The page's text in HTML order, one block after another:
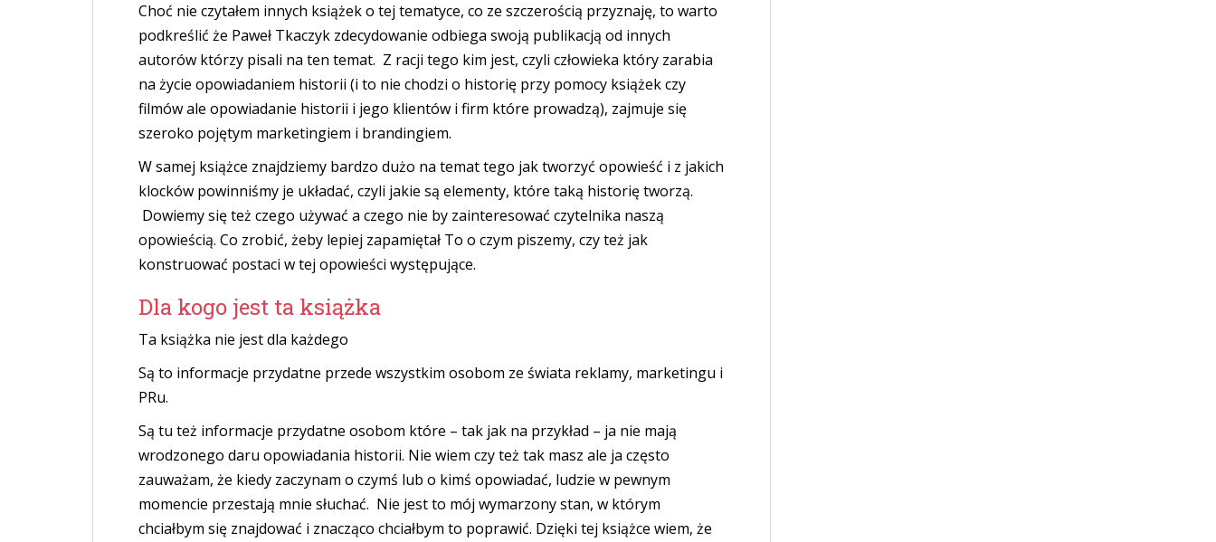
Choć nie czytałem innych książek o tej tematyce, co ze szczerością przyznaję, to warto
podkreślić że Paweł Tkaczyk zdecydowanie odbiega swoją publikacją od innych
autorów którzy pisali na ten temat. Z racji tego kim jest, czyli człowieka który zarabia
na życie opowiadaniem historii (i to nie chodzi o historię przy pomocy książek czy
filmów ale opowiadanie historii i jego klientów i firm które prowadzą), zajmuje się
szeroko pojętym marketingiem i brandingiem.
W samej książce znajdziemy bardzo dużo na temat tego jak tworzyć opowieść i z jakich
klocków powinniśmy je układać, czyli jakie są elementy, które taką historię tworzą.
Dowiemy się też czego używać a czego nie by zainteresować czytelnika naszą
opowieścią. Co zrobić, żeby lepiej zapamiętał To o czym piszemy, czy też jak
konstruować postaci w tej opowieści występujące.
Dla kogo jest ta książka
Ta książka nie jest dla każdego
Są to informacje przydatne przede wszystkim osobom ze świata reklamy, marketingu i
PRu.
Są tu też informacje przydatne osobom które – tak jak na przykład – ja nie mają
wrodzonego daru opowiadania historii. Nie wiem czy też tak masz ale ja często
zauważam, że kiedy zaczynam o czymś lub o kimś opowiadać, ludzie w pewnym
momencie przestają mnie słuchać. Nie jest to mój wymarzony stan, w którym
chciałbym się znajdować i znacząco chciałbym to poprawić. Dzięki tej książce wiem, że